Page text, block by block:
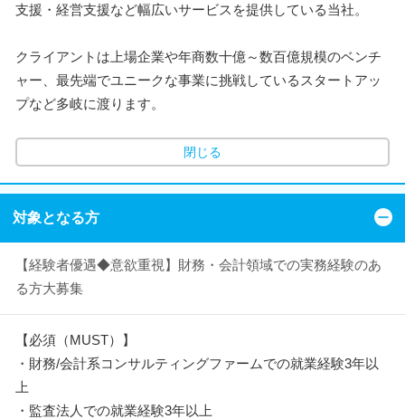
支援・経営支援など幅広いサービスを提供している当社。
クライアントは上場企業や年商数十億～数百億規模のベンチ
ャー、最先端でユニークな事業に挑戦しているスタートアッ
プなど多岐に渡ります。
閉じる
対象となる方
【経験者優遇◆意欲重視】財務・会計領域での実務経験のあ
る方大募集
【必須（MUST）】
・財務/会計系コンサルティングファームでの就業経験3年以
上
・監査法人での就業経験3年以上